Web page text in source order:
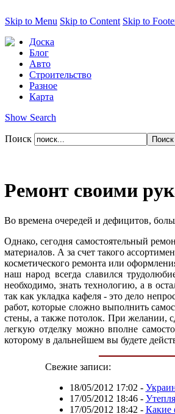
Skip to Menu Skip to Content Skip to
Доска
Блог
Авто
Строительство
Разное
Карта
Show Search
Поиск
Ремонт своими
Во времена очередей и дефицитов,
Однако, сегодня самостоятельный
материалов. А за счет такого
косметического ремонта или
наш народ всегда славился
необходимо, знать технологию, а в
так как укладка кафеля - это дело
работ, которые сложно выполнить
стены, а также потолок. При желании,
легкую отделку можно вполне
которому в дальнейшем вы будете
Свежие записи:
18/05/2012 17:02 -
17/05/2012 18:46-
17/05/2012 18:42 - Какие